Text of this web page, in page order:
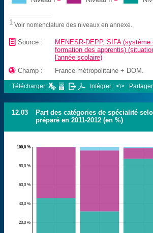
1 Voir nomenclature des niveaux en annexe.
📄 Source :
MENESR-DEPP, SIFA (système
formation des apprentis)
l'année scolaire)
 Champ : France métropolitaine + DOM.
Télécharger : Intégrer : <\>
12.03
Part des catégories de spécialité
préparé en 2011-2012 (en %)
20,0 %
40,0 %
60,0 %
80,0 %
100,0 %